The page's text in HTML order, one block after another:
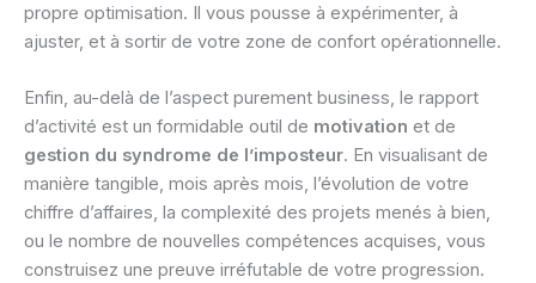
propre optimisation. Il vous pousse à expérimenter, à
ajuster, et à sortir de votre zone de confort opérationnelle.
Enfin, au-delà de l’aspect purement business, le rapport
d’activité est un formidable outil de motivation et de
gestion du syndrome de l’imposteur. En visualisant de
manière tangible, mois après mois, l’évolution de votre
chiffre d’affaires, la complexité des projets menés à bien,
ou le nombre de nouvelles compétences acquises, vous
construisez une preuve irréfutable de votre progression.